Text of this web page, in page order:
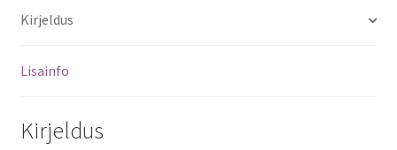
Kirjeldus
Lisainfo
Kirjeldus